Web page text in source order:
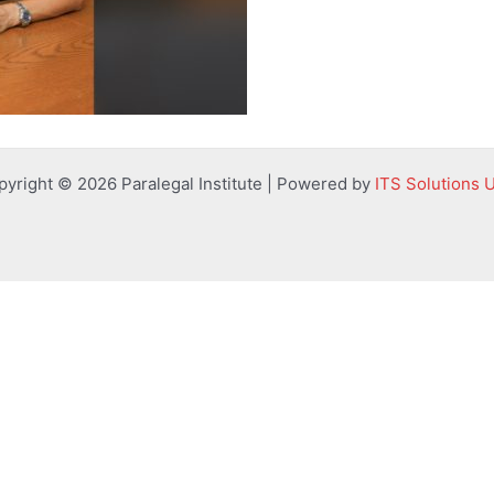
© 2026 Paralegal Institute | Powered by ITS Solutions